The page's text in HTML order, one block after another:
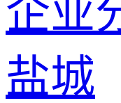
企业
盐城